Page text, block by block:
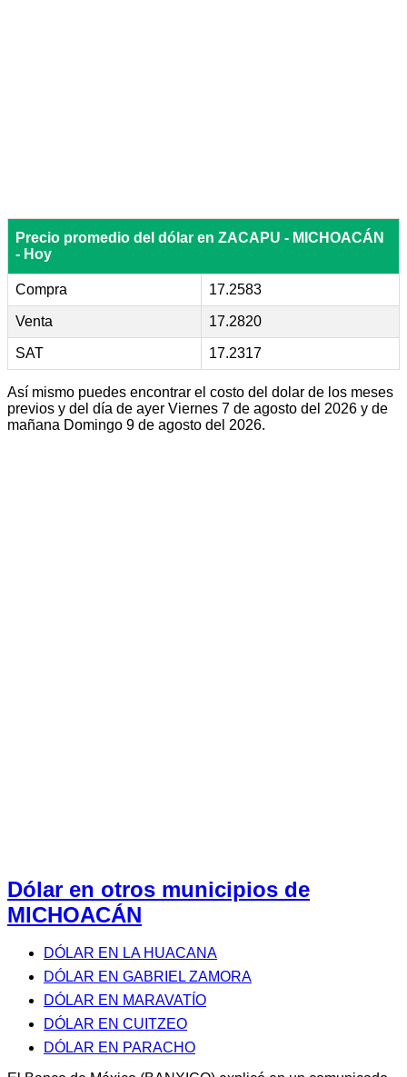
Precio promedio del dólar en ZACAPU - MICHOACÁN
- Hoy
Compra 17.2583
Venta 17.2820
SAT 17.2317
Así mismo puedes encontrar el costo del dolar de los meses
previos y del día de ayer Viernes 7 de agosto del 2026 y de
mañana Domingo 9 de agosto del 2026.
Dólar en otros municipios de
MICHOACÁN
DÓLAR EN LA HUACANA
DÓLAR EN GABRIEL ZAMORA
DÓLAR EN MARAVATÍO
DÓLAR EN CUITZEO
DÓLAR EN PARACHO